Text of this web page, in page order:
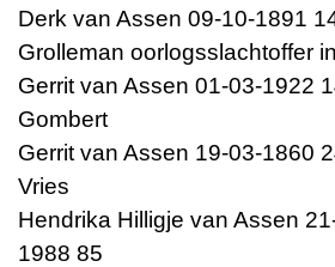
Derk van Assen 09-10-1891
Grolleman oorlogsslachtoffer
Gerrit van Assen 01-03-1922
Gombert
Gerrit van Assen 19-03-1860
Vries
Hendrika Hilligje van Assen
1988 85